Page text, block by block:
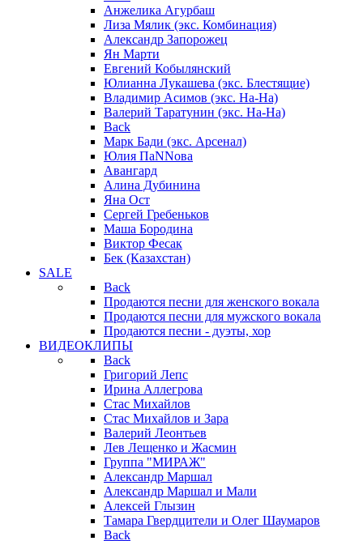
Анжелика Агурбаш
Лиза Мялик (экс. Комбинация)
Александр Запорожец
Ян Марти
Евгений Кобылянский
Юлианна Лукашева (экс. Блестящие)
Владимир Асимов (экс. На-На)
Валерий Таратунин (экс. На-На)
Back
Марк Бади (экс. Арсенал)
Юлия ПаNNова
Авангард
Алина Дубинина
Яна Ост
Сергей Гребеньков
Маша Бородина
Виктор Фесак
Бек (Казахстан)
SALE
Back
Продаются песни для женского вокала
Продаются песни для мужского вокала
Продаются песни - дуэты, хор
ВИДЕОКЛИПЫ
Back
Григорий Лепс
Ирина Аллегрова
Стас Михайлов
Стас Михайлов и Зара
Валерий Леонтьев
Лев Лещенко и Жасмин
Группа "МИРАЖ"
Александр Маршал
Александр Маршал и Мали
Алексей Глызин
Тамара Гвердцители и Олег Шаумаров
Back